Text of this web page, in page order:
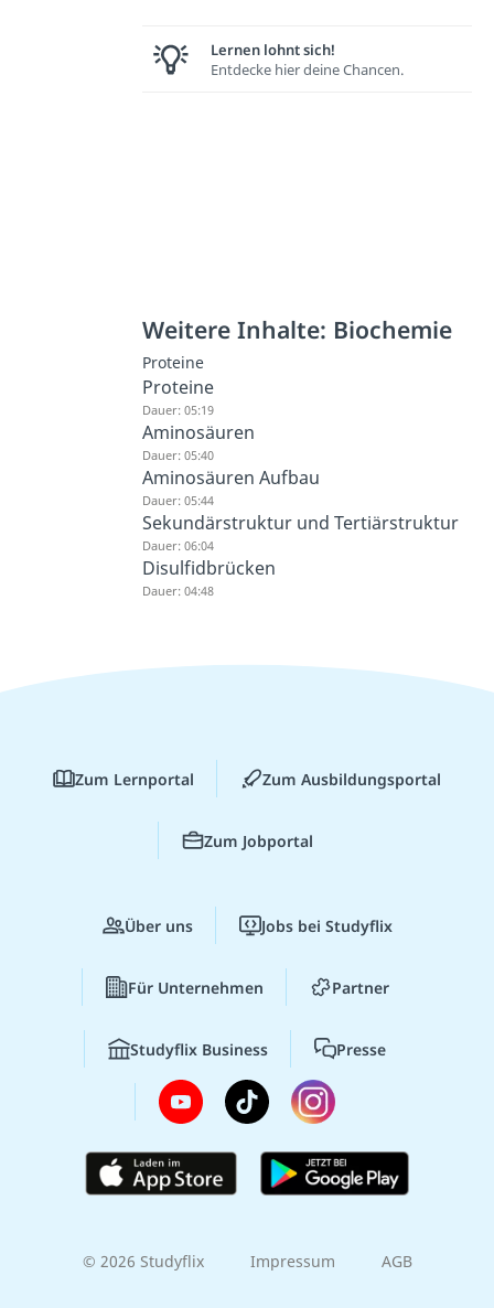
Lernen lohnt sich!
Entdecke hier deine Chancen.
Weitere Inhalte: Biochemie
Proteine
Proteine
Dauer: 05:19
Aminosäuren
Dauer: 05:40
Aminosäuren Aufbau
Dauer: 05:44
Sekundärstruktur und Tertiärstruktur
Dauer: 06:04
Disulfidbrücken
Dauer: 04:48
Zum Lernportal Zum Ausbildungsportal
Zum Jobportal
Über uns Jobs bei Studyflix
Für Unternehmen Partner
Studyflix Business Presse
© 2026 Studyflix Impressum AGB